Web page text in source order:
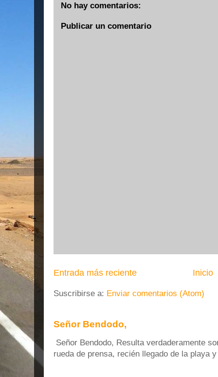
No hay comentarios:
Publicar un comentario
Entrada más reciente Inicio
Suscribirse a: Enviar comentarios (Atom)
Señor Bendodo,
Señor Bendodo, Resulta verdaderamente
rueda de prensa, recién llegado de la playa